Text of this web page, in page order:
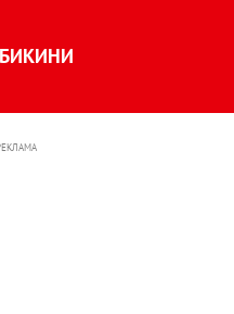
БИКИНИ